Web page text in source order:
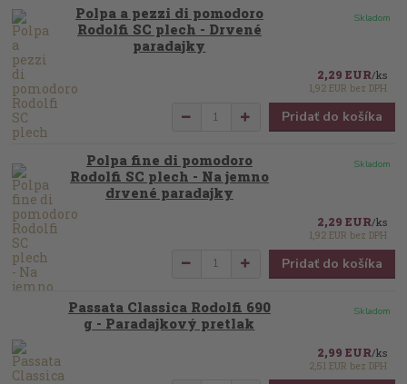
Polpa a pezzi di pomodoro
Rodolfi SC plech - Drvené
paradajky
2,29 EUR/ks
1,92 EURbez DPH
Skladom
Pridať do košíka
Polpa fine di pomodoro
Rodolfi SC plech - Na jemno
drvené paradajky
2,29 EUR/ks
1,92 EURbez DPH
Skladom
Pridať do košíka
Passata Classica Rodolfi 690
g - Paradajkový pretlak
2,99 EUR/ks
2,51 EURbez DPH
Skladom